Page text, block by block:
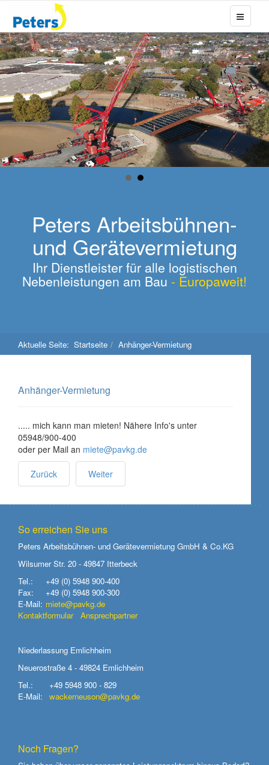
Peters Arbeitsbühnen-
und Gerätevermietung
Ihr Dienstleister für alle logistischen
Nebenleistungen am Bau - Europaweit!
Aktuelle Seite: Startseite Anhänger-Vermietung
Anhänger-Vermietung
..... mich kann man mieten! Nähere Info's unter
05948/900-400
oder per Mail an miete@pavkg.de
Zurück Weiter
So erreichen Sie uns
Peters Arbeitsbühnen- und Gerätevermietung GmbH & Co.KG
Wilsumer Str. 20 - 49847 Itterbeck
Tel.:
+49 (0) 5948 900-400
Fax:
+49 (0) 5948 900-300
E-Mail: miete@pavkg.de
Kontaktformular
Ansprechpartner
Niederlassung Emlichheim
Neuerostraße 4 - 49824 Emlichheim
Tel.:
+49 5948 900 - 829
E-Mail:
wackerneuson@pavkg.de
Noch Fragen?